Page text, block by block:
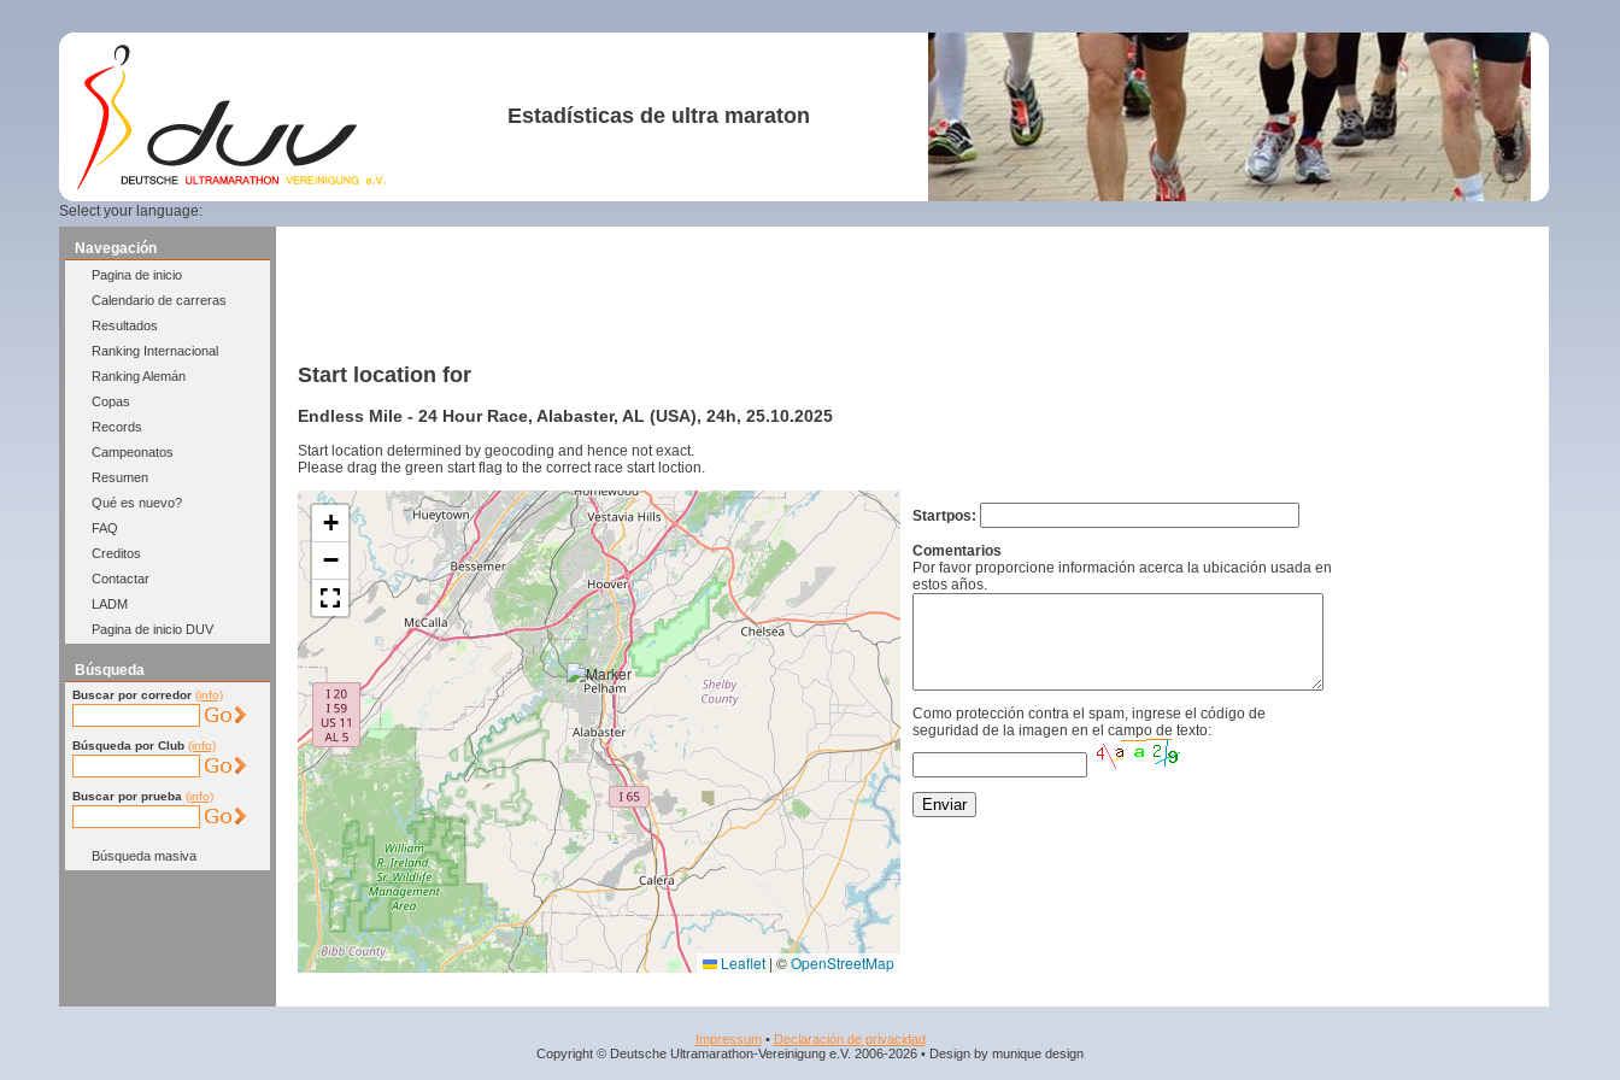
Estadísticas de ultra maraton
Select your language:
Navegación
Pagina de inicio
Calendario de carreras
Resultados
Ranking Internacional
Ranking Alemán
Copas
Records
Campeonatos
Resumen
Qué es nuevo?
FAQ
Creditos
Contactar
LADM
Pagina de inicio DUV
Búsqueda
Buscar por corredor (info)
Búsqueda por Club (info)
Buscar por prueba (info)
Búsqueda masiva
Start location for
Endless Mile - 24 Hour Race, Alabaster, AL (USA), 24h, 25.10.2025
Start location determined by geocoding and hence not exact.
Please drag the green start flag to the correct race start loction.
+
−
Leaflet | ©OpenStreetMap
Startpos:
Comentarios
Por favor proporcione información acerca la ubicación usada en
estos años.
Como protección contra el spam, ingrese el código de
seguridad de la imagen en el campo de texto:
Impressum• Declaración de privacidad
Copyright © Deutsche Ultramarathon-Vereinigung e.V. 2006-2026 • Design by munique design